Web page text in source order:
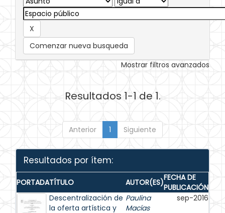
Comenzar nueva busqueda
Mostrar filtros avanzados
Resultados 1-1 de 1.
Anterior 1 Siguiente
Resultados por ítem:
PORTADATÍTULO AUTOR(ES)FECHA DE
PUBLICACIÓN
Descentralización de
la oferta artística y
Paulina
Macías
sep-2016